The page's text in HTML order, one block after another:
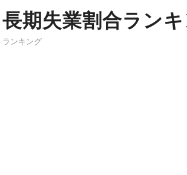
長期失業割合ラン
ランキング